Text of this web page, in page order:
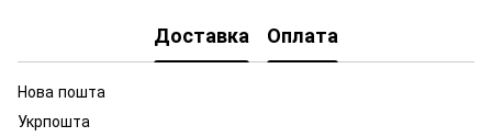
Доставка Оплата
Нова пошта
Укрпошта